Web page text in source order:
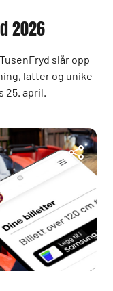
2026
slår opp
latter og unike
25. april.